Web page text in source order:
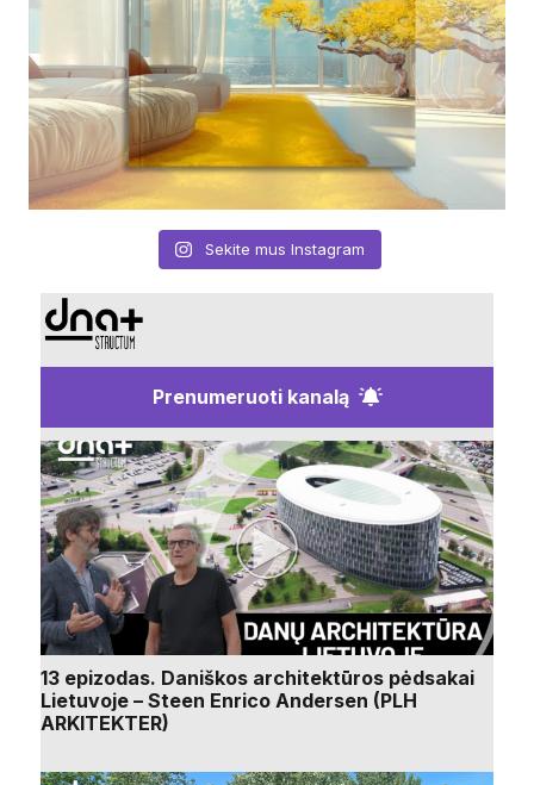
Sekite mus Instagram
Prenumeruoti kanalą
13 epizodas. Daniškos architektūros pėdsakai
Lietuvoje – Steen Enrico Andersen (PLH
ARKITEKTER)